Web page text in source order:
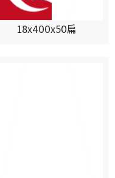
18x400x50扁